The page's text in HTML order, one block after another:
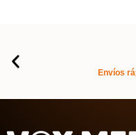
Envíos